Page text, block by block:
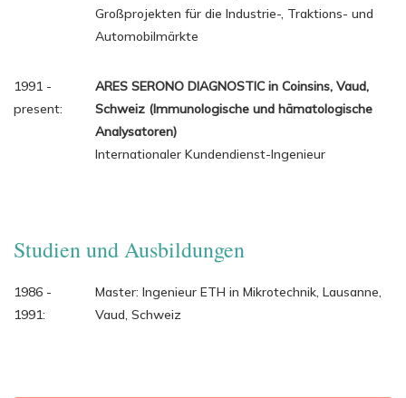
Großprojekten für die Industrie-, Traktions- und
Automobilmärkte
1991 -
present:
ARES SERONO DIAGNOSTIC in Coinsins, Vaud,
Schweiz (Immunologische und hämatologische
Analysatoren)
Internationaler Kundendienst-Ingenieur
Studien und Ausbildungen
1986 -
1991:
Master: Ingenieur ETH in Mikrotechnik, Lausanne,
Vaud, Schweiz